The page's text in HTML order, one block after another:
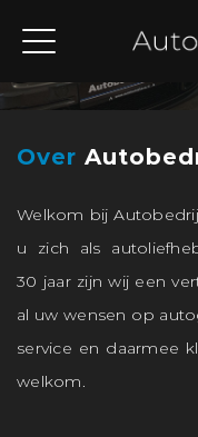
Over
Welkom bij
u zich als
30 jaar zijn wij een
al uw wensen op
service en daarmee
welkom.